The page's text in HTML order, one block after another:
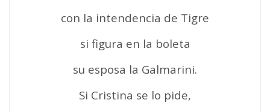
con la intendencia de Tigre
si figura en la boleta
su esposa la Galmarini.
Si Cristina se lo pide,